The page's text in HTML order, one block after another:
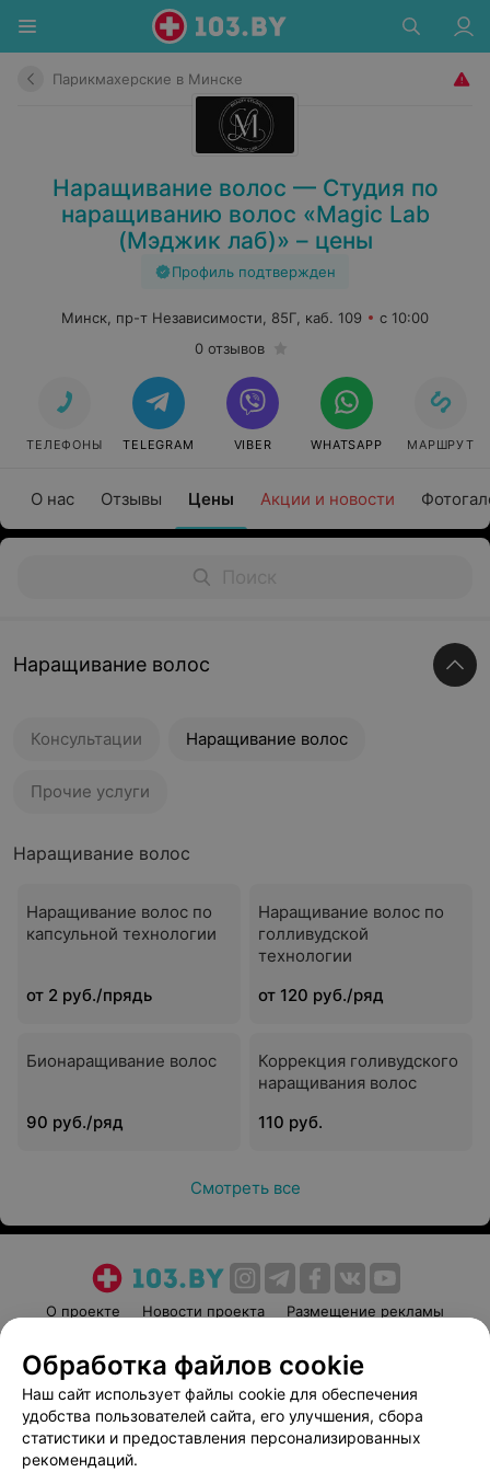
Парикмахерские в Минске
Наращивание волос — Студия по
наращиванию волос «Magic Lab
(Мэджик лаб)» – цены
Профиль подтвержден
О нас Отзывы Цены Акции и новости
Минск, пр-т Независимости, 85Г, каб. 109
с 10:00
0 отзывов
ТЕЛЕФОНЫ TELEGRAM VIBER WHATSAPP МАРШРУТ
Наращивание волос
Консультации Наращивание волос
Прочие услуги
Наращивание волос
Наращивание волос по
капсульной технологии
от 2 руб./прядь
Наращивание волос по
голливудской
технологии
от 120 руб./ряд
Бионаращивание волос
90 руб./ряд
Коррекция голивудского
наращивания волос
110 руб.
Смотреть все
О проекте Новости проекта
Размещение рекламы
Пользовательское соглашение
Способы оплаты
Вакансии
Партнеры
Написать руководителю 103.by
Обработка файлов cookie
Наш сайт использует файлы cookie для обеспечения
удобства пользователей сайта, его улучшения, сбора
статистики и предоставления персонализированных
рекомендаций.